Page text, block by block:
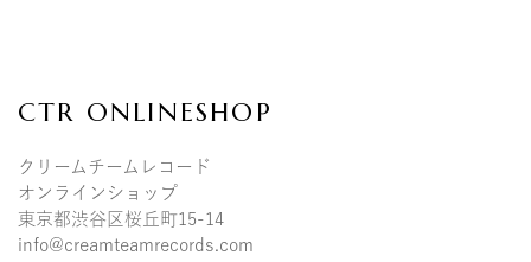
CTR ONLINESHOP
クリームチームレコード
オンラインショップ
東京都渋谷区桜丘町15-14
info@creamteamrecords.com